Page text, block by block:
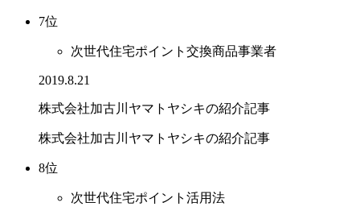
7位
次世代住宅ポイント交換商品事業者
2019.8.21
株式会社加古川ヤマトヤシキの紹介記事
株式会社加古川ヤマトヤシキの紹介記事
8位
次世代住宅ポイント活用法